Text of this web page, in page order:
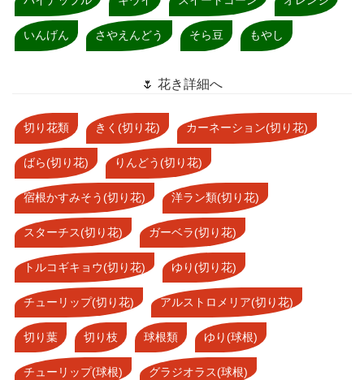
いんげん さやえんどう そら豆 もやし
🌷 花き詳細へ
切り花類 きく(切り花) カーネーション(切り花)
ばら(切り花) りんどう(切り花)
宿根かすみそう(切り花) 洋ラン類(切り花)
スターチス(切り花) ガーベラ(切り花)
トルコギキョウ(切り花) ゆり(切り花)
チューリップ(切り花) アルストロメリア(切り花)
切り葉 切り枝 球根類 ゆり(球根)
チューリップ(球根) グラジオラス(球根)